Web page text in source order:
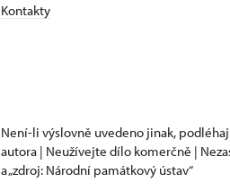
Kontakty
Není-li výslovně uvedeno jinak,
autora | Neužívejte dílo komerčně |
a „zdroj: Národní památkový ústav“